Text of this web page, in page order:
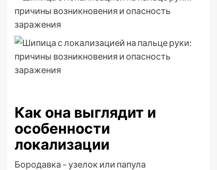
Как она выглядит и
особенности
локализации
Бородавка – узелок или папула